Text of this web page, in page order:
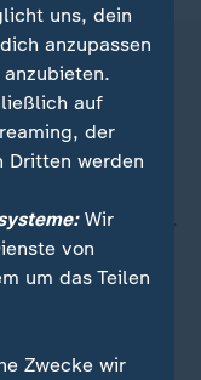
uns, dein
anzupassen
auf
der
Dritten werden
Wir
von
um das Teilen
Zwecke wir